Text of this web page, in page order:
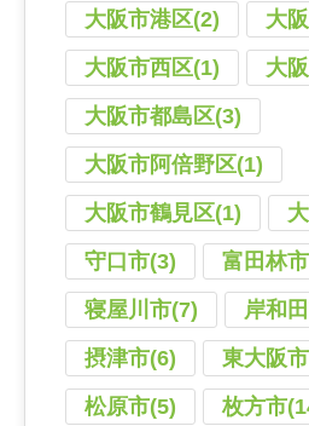
大阪市港区(2)
大
大阪市西区(1)
大
大阪市都島区(3)
大阪市阿倍野区(1)
大阪市鶴見区(1)
守口市(3)
富田林
寝屋川市(7)
岸和
摂津市(6)
東大阪
松原市(5)
枚方市